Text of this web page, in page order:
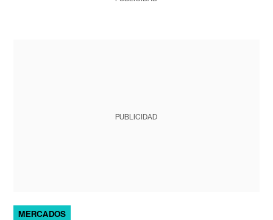
PUBLICIDAD
MERCADOS